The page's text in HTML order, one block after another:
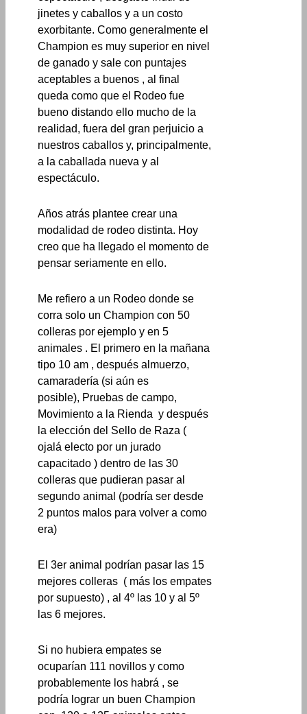
jinetes y caballos y a un costo
exorbitante. Como generalmente el
Champion es muy superior en nivel
de ganado y sale con puntajes
aceptables a buenos , al final
queda como que el Rodeo fue
bueno distando ello mucho de la
realidad, fuera del gran perjuicio a
nuestros caballos y, principalmente,
a la caballada nueva y al
espectáculo.
Años atrás plantee crear una
modalidad de rodeo distinta. Hoy
creo que ha llegado el momento de
pensar seriamente en ello.
Me refiero a un Rodeo donde se
corra solo un Champion con 50
colleras por ejemplo y en 5
animales . El primero en la mañana
tipo 10 am , después almuerzo,
camaradería (si aún es
posible), Pruebas de campo,
Movimiento a la Rienda y después
la elección del Sello de Raza (
ojalá electo por un jurado
capacitado ) dentro de las 30
colleras que pudieran pasar al
segundo animal (podría ser desde
2 puntos malos para volver a como
era)
El 3er animal podrían pasar las 15
mejores colleras ( más los empates
por supuesto) , al 4º las 10 y al 5º
las 6 mejores.
Si no hubiera empates se
ocuparían 111 novillos y como
probablemente los habrá , se
podría lograr un buen Champion